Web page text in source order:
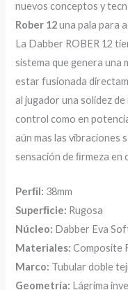
nuevos conceptos y
Rober 12una pala para
La Dabber ROBER 12
sistema que genera una
estar fusionada
al jugador una solidez
control como en
aún mas las vibraciones
sensación de ﬁrmeza en
Perﬁl: 38mm
Superﬁcie: Rugosa
Núcleo: Dabber Eva
Materiales: Composite
Marco: Tubular doble
Geometría: Lágrima